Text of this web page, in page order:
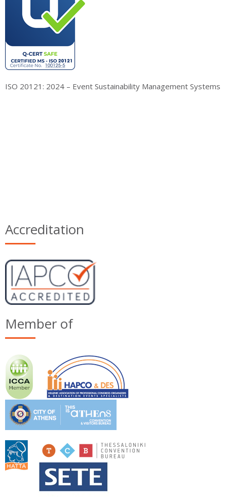
ISO 20121: 2024 – Event Sustainability Management Systems
Accreditation
Member of